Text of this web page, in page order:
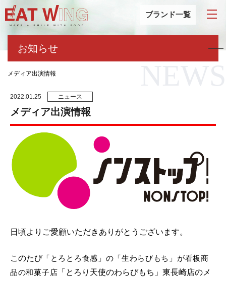
ブランド一覧
メディア出演情報
お知らせ
2022.01.25 ニュース
メディア出演情報
日頃よりご愛顧いただきありがとうございます。
このたび「とろとろ食感」の「生わらびもち」が看板商
品の和菓子店 「とろり天使のわらびもち」東長崎店のメ